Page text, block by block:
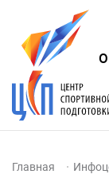
Главная